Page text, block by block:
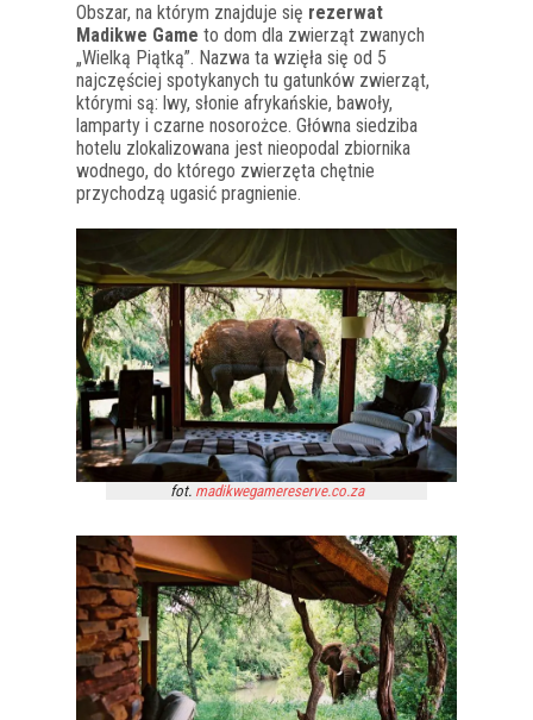
Obszar, na którym znajduje się rezerwat
Madikwe Game to dom dla zwierząt zwanych
„Wielką Piątką”. Nazwa ta wzięła się od 5
najczęściej spotykanych tu gatunków zwierząt,
którymi są: lwy, słonie afrykańskie, bawoły,
lamparty i czarne nosorożce. Główna siedziba
hotelu zlokalizowana jest nieopodal zbiornika
wodnego, do którego zwierzęta chętnie
przychodzą ugasić pragnienie.
fot. madikwegamereserve.co.za